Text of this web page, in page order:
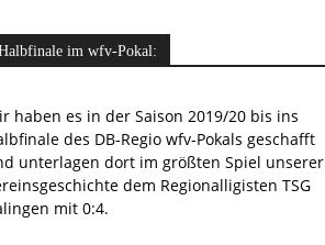
im wfv-Pokal:
haben es in der Saison 2019/20 bis ins
des DB-Regio wfv-Pokals geschafft
unterlagen dort im größten Spiel unserer
dem Regionalligisten TSG
mit 0:4.